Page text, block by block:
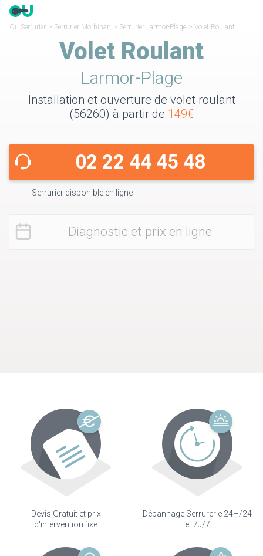
Ou Serrurier > Serrurier Morbihan > Serrurier Larmor-Plage > Volet Roulant
Larmor-Plage
Volet Roulant
Larmor-Plage
Installation et ouverture de volet roulant
(56260) à partir de 149€
02 22 44 45 48
Serrurier disponible en ligne
Diagnostic et prix en ligne
Devis Gratuit et prix
d'intervention fixe
Dépannage Serrurerie 24H/24
et 7J/7